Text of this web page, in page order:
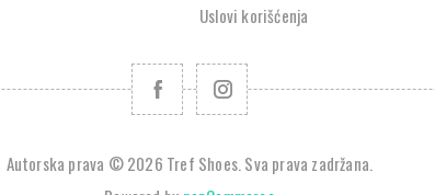
Uslovi korišćenja
Autorska prava © 2026 Tref Shoes. Sva prava zadržana.